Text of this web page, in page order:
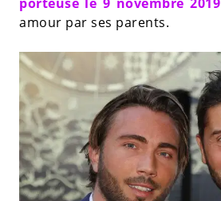
amour par ses parents.